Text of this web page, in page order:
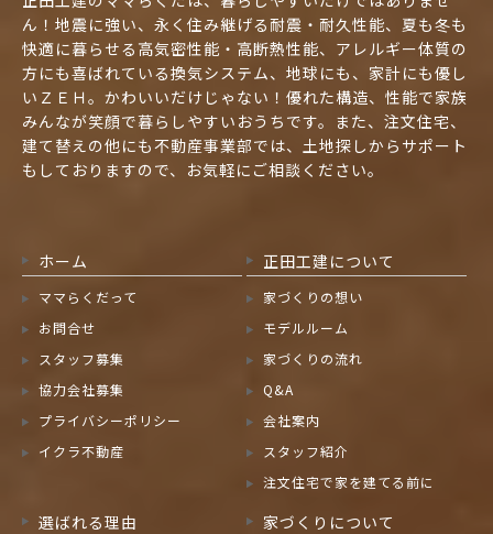
ん！地震に強い、永く住み継げる耐震・耐久性能、夏も冬も
快適に暮らせる高気密性能・高断熱性能、アレルギー体質の
方にも喜ばれている換気システム、地球にも、家計にも優し
いＺＥＨ。かわいいだけじゃない！優れた構造、性能で家族
みんなが笑顔で暮らしやすいおうちです。また、注文住宅、
建て替えの他にも不動産事業部では、土地探しからサポート
もしておりますので、お気軽にご相談ください。
ホーム
ママらくだって
お問合せ
スタッフ募集
協力会社募集
プライバシーポリシー
イクラ不動産
正田工建について
家づくりの想い
モデルルーム
家づくりの流れ
Q&A
会社案内
スタッフ紹介
注文住宅で家を建てる前に
選ばれる理由 家づくりについて